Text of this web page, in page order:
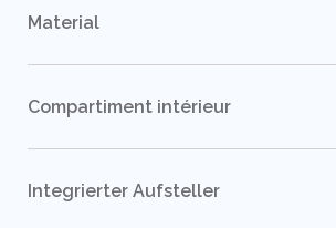
Material
Compartiment intérieur
Integrierter Aufsteller